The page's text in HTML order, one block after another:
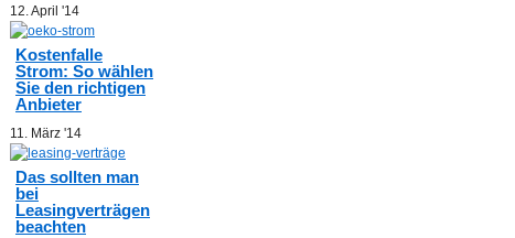
12. April '14
Kostenfalle
Strom: So wählen
Sie den richtigen
Anbieter
11. März '14
Das sollten man
bei
Leasingverträgen
beachten